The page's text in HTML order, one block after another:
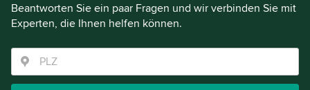
Beantworten Sie ein paar Fragen und wir verbinden Sie mit
Experten, die Ihnen helfen können.